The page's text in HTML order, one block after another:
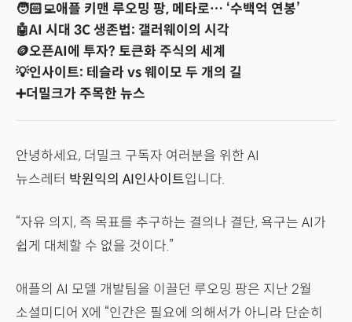
🧑🏻‍💻애플 키맨 루오밍 팡, 메타로… ‘수백억 연봉’
🤖AI 시대 3C 생존법: 갤러웨이의 시각
🪙오픈AI에 투자? 토큰화 주식의 세계
💡인사이트: 테슬라 vs 웨이모 두 개의 길
➕더밀크가 주목한 뉴스
안녕하세요, 더밀크 구독자 여러분을 위한 AI
뉴스레터 박원익의 AI인사이트입니다.
“자유 의지, 즉 목표를 추구하는 결의나 결단, 욕구는 AI가
쉽게 대체할 수 없을 것이다.”
애플의 AI 모델 개발팀을 이끌던 루오밍 팡은 지난 2월
소셜미디어 X에 “인간은 필요에 의해서가 아니라 단순히